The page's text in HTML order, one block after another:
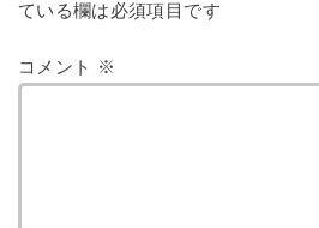
ている欄は必須項目です
コメント ※